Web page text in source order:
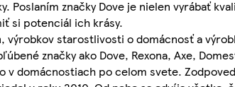
Poslaním značky Dove je nielen vyrábať
si potenciál ich krásy.
starostlivosti o domácnosť a
značky ako Dove, Rexona, Axe,
v domácnostiach po celom svete.